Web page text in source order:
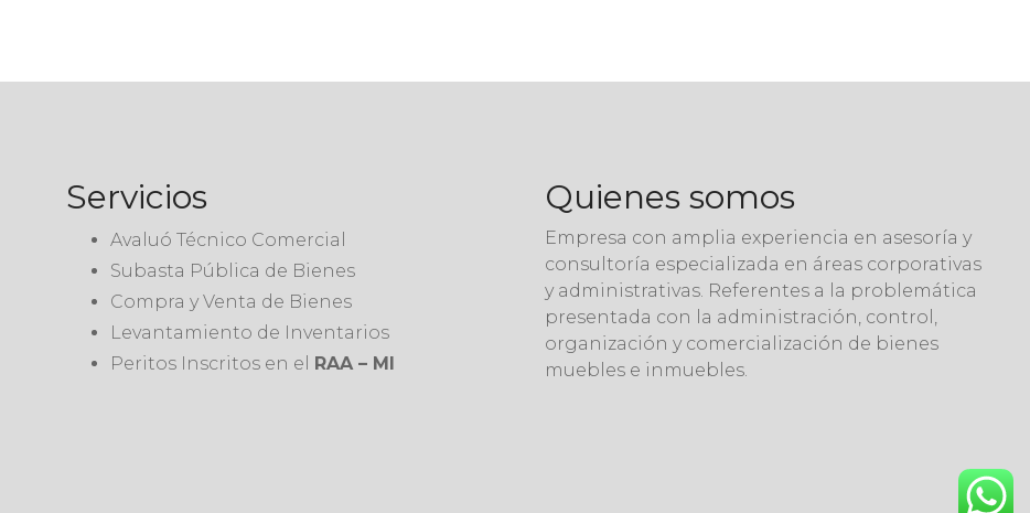
Servicios
Avaluó Técnico Comercial
Subasta Pública de Bienes
Compra y Venta de Bienes
Levantamiento de Inventarios
Peritos Inscritos en el RAA – MI
Quienes somos
Empresa con amplia experiencia en asesoría y
consultoría especializada en áreas corporativas
y administrativas. Referentes a la problemática
presentada con la administración, control,
organización y comercialización de bienes
muebles e inmuebles.